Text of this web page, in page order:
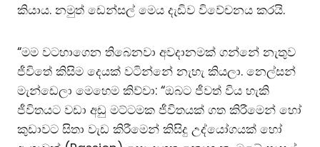
කියාය. නමුත් ඩෙන්සල් මෙය දැඩිව විවේචනය කරයි.
“මම වටහාගෙන තිබෙනවා අවදානමක් ගන්නේ නැතුව
ජීවිතේ කිසිම දෙයක් වටින්නේ නැහැ කියලා. නෙල්සන්
මැන්ඩෙලා මෙහෙම කිව්වා: “ඔබට ජීවත් විය හැකි
ජීවිතයට වඩා අඩු මට්ටමක ජීවිතයක් ගත කිරීමෙන් හෝ
කුඩාවට සිතා වැඩ කිරීමෙන් කිසිදු උද්යෝගයක් හෝ